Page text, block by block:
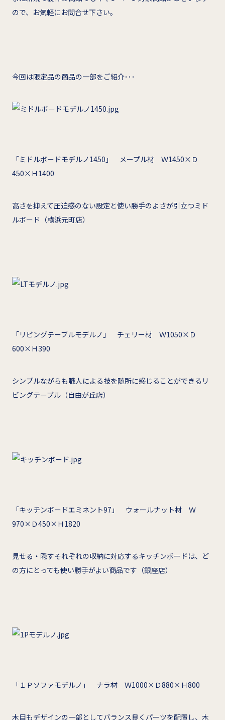
ので、お気軽にお問合せ下さい。
今回は限定品の商品の一部をご紹介･･･
「ミドルボードモデルノ1450」 メープル材 Ｗ1450×Ｄ
450×Ｈ1400
高さを抑えて圧迫感のない設定と使い勝手のよさが引立つミド
ルボード（横浜元町店）
「リビングテーブルモデルノ」 チェリー材 Ｗ1050×Ｄ
600×Ｈ390
シンプルながらも職人による技を随所に感じることができるリ
ビングテーブル（自由が丘店）
「キッチンボードエミネント97」 ウォールナット材 Ｗ
970×Ｄ450×Ｈ1820
見せる・隠すそれぞれの収納に対応するキッチンボードは、ど
の方にとっても使い勝手がよい商品です（銀座店）
「１Ｐソファモデルノ」 ナラ材 Ｗ1000×Ｄ880×Ｈ800
木目もデザインの一部としてバランス良くパーツを配置し、木